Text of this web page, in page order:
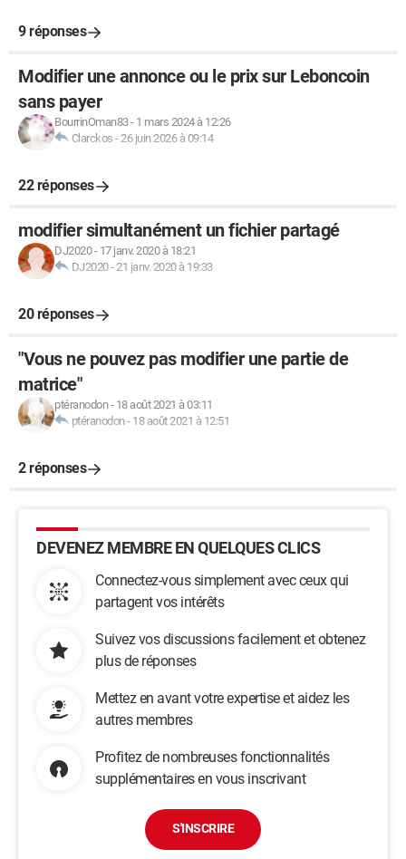
9 réponses
Modifier une annonce ou le prix sur Leboncoin
sans payer
BourrinOman83- 1 mars 2024 à 12:26
Clarckos -26 juin 2026 à 09:14
22 réponses
modifier simultanément un fichier partagé
DJ2020- 17 janv. 2020 à 18:21
DJ2020-21 janv. 2020 à 19:33
20 réponses
"Vous ne pouvez pas modifier une partie de
matrice"
ptéranodon- 18 août 2021 à 03:11
ptéranodon- 18 août 2021 à 12:51
2 réponses
DEVENEZ MEMBRE EN QUELQUES CLICS
Connectez-vous simplement avec ceux qui
partagent vos intérêts
Suivez vos discussions facilement et obtenez
plus de réponses
Mettez en avant votre expertise et aidez les
autres membres
Profitez de nombreuses fonctionnalités
supplémentaires en vous inscrivant
S'INSCRIRE